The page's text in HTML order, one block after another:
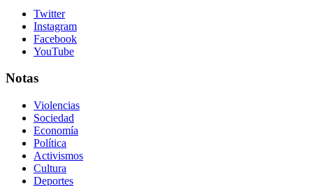
Twitter
Instagram
Facebook
YouTube
Notas
Violencias
Sociedad
Economía
Política
Activismos
Cultura
Deportes